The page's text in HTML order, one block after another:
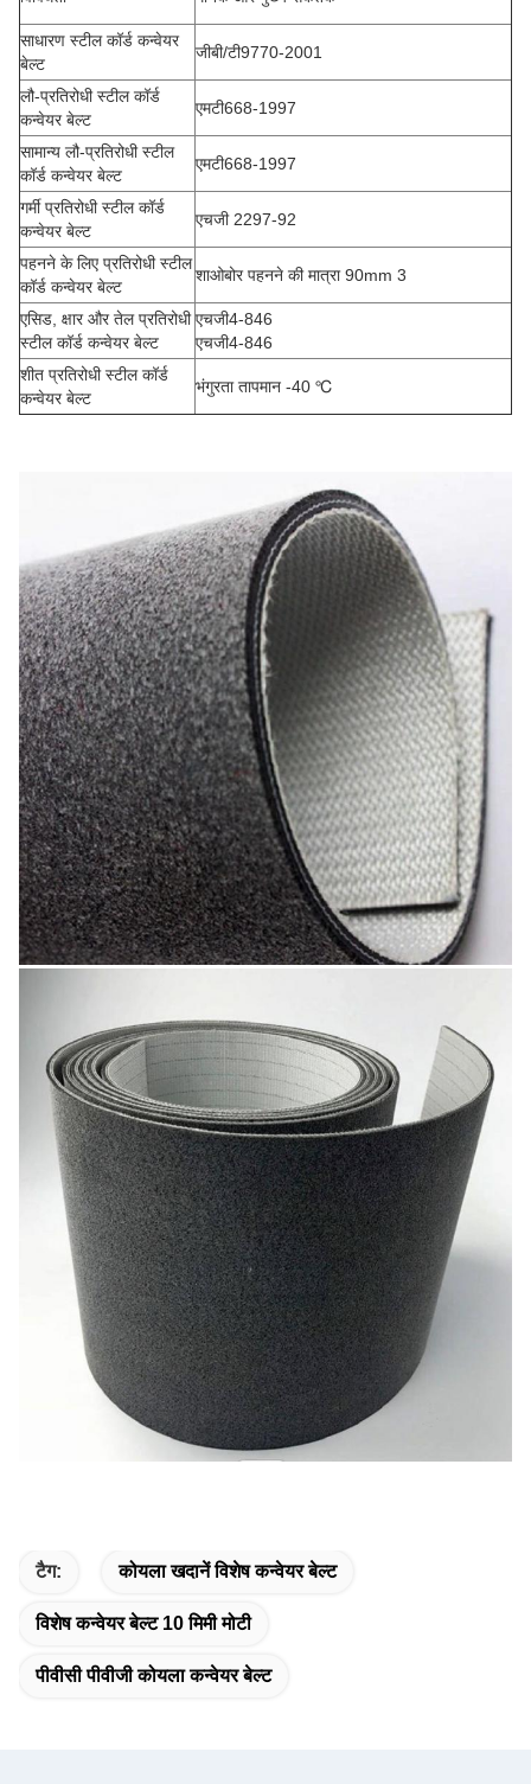
साधारण स्टील कॉर्ड कन्वेयर
बेल्ट
जीबी/टी9770-2001
लौ-प्रतिरोधी स्टील कॉर्ड
कन्वेयर बेल्ट
एमटी668-1997
सामान्य लौ-प्रतिरोधी स्टील
कॉर्ड कन्वेयर बेल्ट
एमटी668-1997
गर्मी प्रतिरोधी स्टील कॉर्ड
कन्वेयर बेल्ट
एचजी 2297-92
पहनने के लिए प्रतिरोधी स्टील
कॉर्ड कन्वेयर बेल्ट
शाओबोर पहनने की मात्रा 90mm 3
एसिड, क्षार और तेल प्रतिरोधी
स्टील कॉर्ड कन्वेयर बेल्ट
एचजी4-846
एचजी4-846
शीत प्रतिरोधी स्टील कॉर्ड
कन्वेयर बेल्ट
भंगुरता तापमान -40 ℃
टैग: कोयला खदानें विशेष कन्वेयर बेल्ट
विशेष कन्वेयर बेल्ट 10 मिमी मोटी
पीवीसी पीवीजी कोयला कन्वेयर बेल्ट